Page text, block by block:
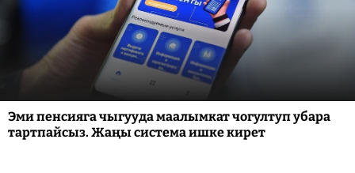
Эми пенсияга чыгууда маалымкат чогултуп убара
тартпайсыз. Жаңы система ишке кирет